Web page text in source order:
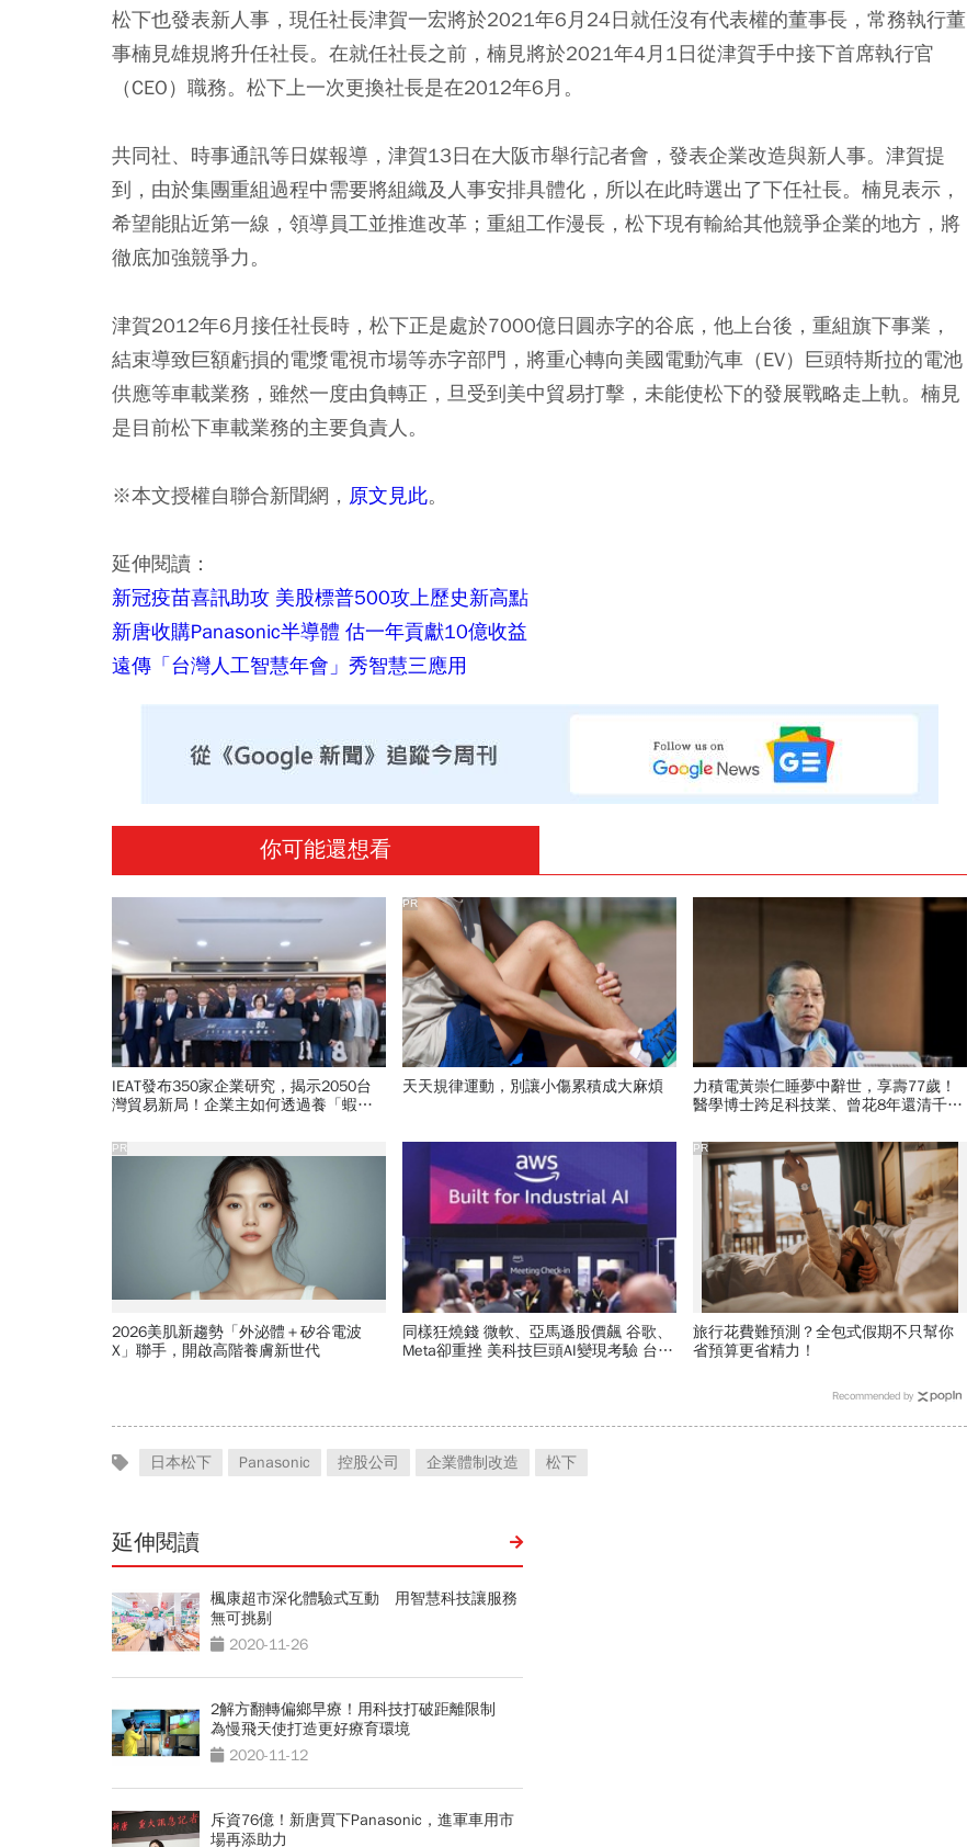
松下也發表新人事，現任社長津賀一宏將於2021年6月24日就任沒有代表權的董事長，常務執行董
事楠見雄規將升任社長。在就任社長之前，楠見將於2021年4月1日從津賀手中接下首席執行官
（CEO）職務。松下上一次更換社長是在2012年6月。
共同社、時事通訊等日媒報導，津賀13日在大阪市舉行記者會，發表企業改造與新人事。津賀提
到，由於集團重組過程中需要將組織及人事安排具體化，所以在此時選出了下任社長。楠見表示，
希望能貼近第一線，領導員工並推進改革；重組工作漫長，松下現有輸給其他競爭企業的地方，將
徹底加強競爭力。
津賀2012年6月接任社長時，松下正是處於7000億日圓赤字的谷底，他上台後，重組旗下事業，
結束導致巨額虧損的電漿電視市場等赤字部門，將重心轉向美國電動汽車（EV）巨頭特斯拉的電池
供應等車載業務，雖然一度由負轉正，旦受到美中貿易打擊，未能使松下的發展戰略走上軌。楠見
是目前松下車載業務的主要負責人。
※本文授權自聯合新聞網， 原文見此。
延伸閱讀：
新冠疫苗喜訊助攻 美股標普500攻上歷史新高點
新唐收購Panasonic半導體 估一年貢獻10億收益
遠傳「台灣人工智慧年會」秀智慧三應用
你可能還想看
IEAT發布350家企業研究，揭示2050台
灣貿易新局！企業主如何透過養「蝦」
天天規律運動，別讓小傷累積成大麻煩
PR
力積電黃崇仁睡夢中辭世，享壽77歲！
醫學博士跨足科技業、曾花8年還清千萬
2026美肌新趨勢「外泌體＋矽谷電波
X」聯手，開啟高階養膚新世代
PR
同樣狂燒錢 微軟、亞馬遜股價飆 谷歌、
Meta卻重挫 美科技巨頭AI變現考驗 台廠
旅行花費難預測？全包式假期不只幫你
省預算更省精力！
PR
Recommended by
日本松下 Panasonic 控股公司 企業體制改造 松下
延伸閱讀
楓康超市深化體驗式互動 用智慧科技讓服務
無可挑剔
2020-11-26
2解方翻轉偏鄉早療！用科技打破距離限制
為慢飛天使打造更好療育環境
2020-11-12
斥資76億！新唐買下Panasonic，進軍車用市
場再添助力